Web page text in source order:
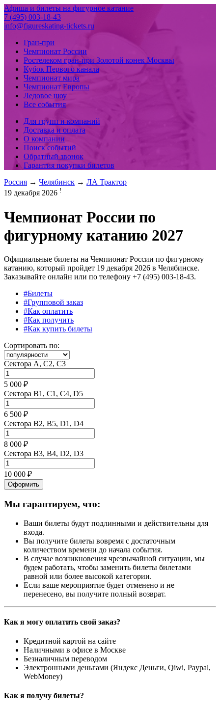
Афиша и билеты на фигурное катание
7 (495) 003-18-43
info@figureskating-tickets.ru
Гран-при
Чемпионат России
Ростелеком гран-при Золотой конек Москвы
Кубок Первого канала
Чемпионат мира
Чемпионат Европы
Ледовое шоу
Все события
Для групп и компаний
Доставка и оплата
О компании
Поиск событий
Обратный звонок
Гарантия покупки билетов
Россия → Челябинск → ЛА Трактор
19 декабря 2026 !
Чемпионат России по
фигурному катанию 2027
Официальные билеты на Чемпионат России по фигурному
катанию, который пройдет 19 декабря 2026 в Челябинске.
Заказывайте онлайн или по телефону +7 (495) 003-18-43.
#Билеты
#Групповой заказ
#Как оплатить
#Как получить
#Как купить билеты
Сортировать по:
Сектора A, C2, C3
5 000 ₽
Сектора B1, C1, C4, D5
6 500 ₽
Сектора B2, B5, D1, D4
8 000 ₽
Сектора B3, B4, D2, D3
10 000 ₽
Оформить
Мы гарантируем, что:
Ваши билеты будут подлинными и действительны для
входа.
Вы получите билеты вовремя с достаточным
количеством времени до начала события.
В случае возникновения чрезвычайной ситуации, мы
будем работать, чтобы заменить билеты билетами
равной или более высокой категории.
Если ваше мероприятие будет отменено и не
перенесено, вы получите полный возврат.
Как я могу оплатить свой заказ?
Кредитной картой на сайте
Наличными в офисе в Москве
Безналичным переводом
Электронными деньгами (Яндекс Деньги, Qiwi, Paypal,
WebMoney)
Как я получу билеты?